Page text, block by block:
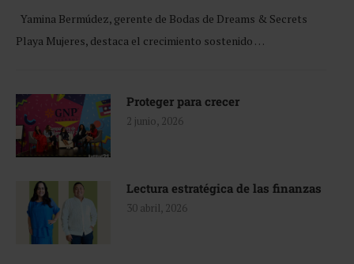
Yamina Bermúdez, gerente de Bodas de Dreams & Secrets
Playa Mujeres, destaca el crecimiento sostenido …
Proteger para crecer
2 junio, 2026
Lectura estratégica de las finanzas
30 abril, 2026